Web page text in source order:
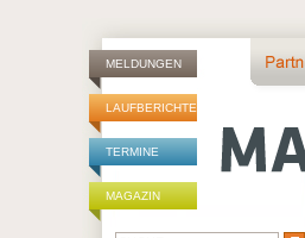
MELDUNGEN
LAUFBERICHTE
TERMINE
MAGAZIN